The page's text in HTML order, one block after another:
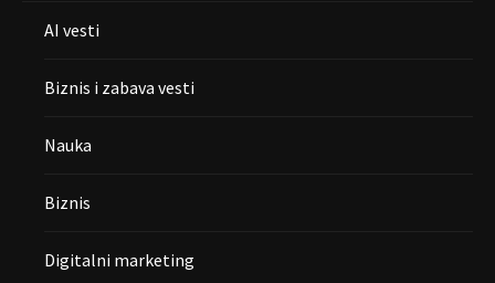
AI vesti
Biznis i zabava vesti
Nauka
Biznis
Digitalni marketing